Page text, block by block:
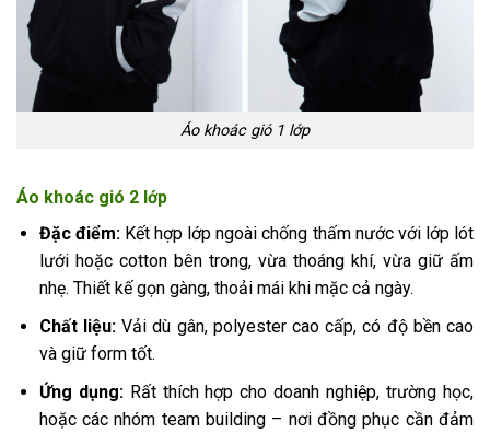
Áo khoác gió 1 lớp
Áo khoác gió 2 lớp
Đặc điểm:Kết hợp lớp ngoài chống thấm nước với lớp lót
lưới hoặc cotton bên trong, vừa thoáng khí, vừa giữ ấm
nhẹ. Thiết kế gọn gàng, thoải mái khi mặc cả ngày.
Chất liệu: Vải dù gân, polyester cao cấp, có độ bền cao
và giữ form tốt.
Ứng dụng:Rất thích hợp cho doanh nghiệp, trường học,
hoặc các nhóm team building – nơi đồng phục cần đảm